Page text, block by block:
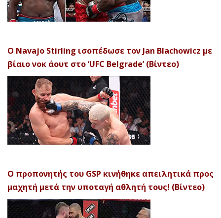
Ο Navajo Stirling ισοπέδωσε τον Jan Blachowicz με
βίαιο νοκ άουτ στο ‘UFC Belgrade’ (Βίντεο)
Ο προπονητής του GSP κινήθηκε απειλητικά προς
μαχητή μετά την υποταγή αθλητή τους! (Βίντεο)